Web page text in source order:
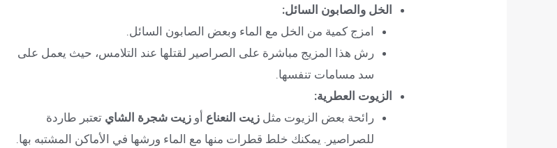
الخل والصابون السائل:
امزج كمية من الخل مع الماء وبعض الصابون السائل.
رش هذا المزيج مباشرة على الصراصير لقتلها عند التلامس، حيث يعمل على
سد مسامات تنفسها.
الزيوت العطرية:
رائحة بعض الزيوت مثل زيت النعناع أو زيت شجرة الشاي تعتبر طاردة
للصراصير. يمكنك خلط قطرات منها مع الماء ورشها في الأماكن المشتبه بها.